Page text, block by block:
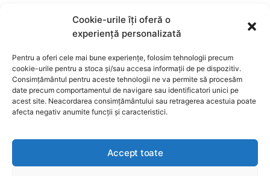
Cookie-urile îți oferă o
experiență personalizată
Pentru a oferi cele mai bune experiențe, folosim tehnologii precum
cookie-urile pentru a stoca și/sau accesa informații de pe dispozitiv.
Consimțământul pentru aceste tehnologii ne va permite să procesăm
date precum comportamentul de navigare sau identificatori unici pe
acest site. Neacordarea consimțământului sau retragerea acestuia poate
afecta negativ anumite funcții și caracteristici.
Accept toate
Mi a blokklánc (technológia)?